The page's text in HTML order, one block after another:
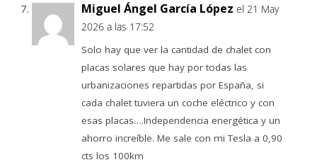
Miguel Ángel García López el 21 May
2026 a las 17:52
Solo hay que ver la cantidad de chalet con
placas solares que hay por todas las
urbanizaciones repartidas por España, si
cada chalet tuviera un coche eléctrico y con
esas placas….Independencia energética y un
ahorro increíble. Me sale con mi Tesla a 0,90
cts los 100km